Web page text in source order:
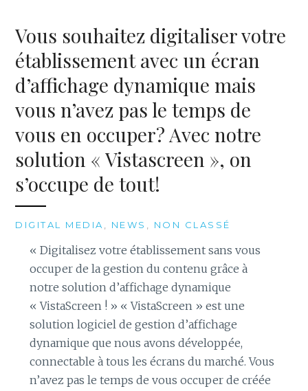
Vous souhaitez digitaliser votre
établissement avec un écran
d’affichage dynamique mais
vous n’avez pas le temps de
vous en occuper? Avec notre
solution « Vistascreen », on
s’occupe de tout!
DIGITAL MEDIA , NEWS , NON CLASSÉ
« Digitalisez votre établissement sans vous
occuper de la gestion du contenu grâce à
notre solution d’affichage dynamique
« VistaScreen ! » « VistaScreen » est une
solution logiciel de gestion d’affichage
dynamique que nous avons développée,
connectable à tous les écrans du marché. Vous
n’avez pas le temps de vous occuper de créée